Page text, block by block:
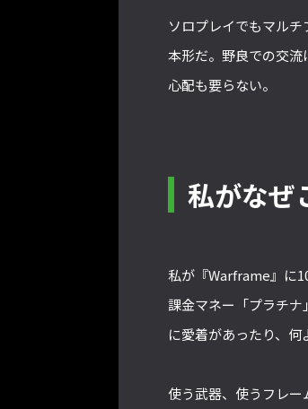
ソロプレイでもマル
本形だ。野良での交
心配も要らない。
私がなぜ
私が『Warframe』に
課金マネー「プラチ
に愛着があったり、何
使う武器、使うフレ